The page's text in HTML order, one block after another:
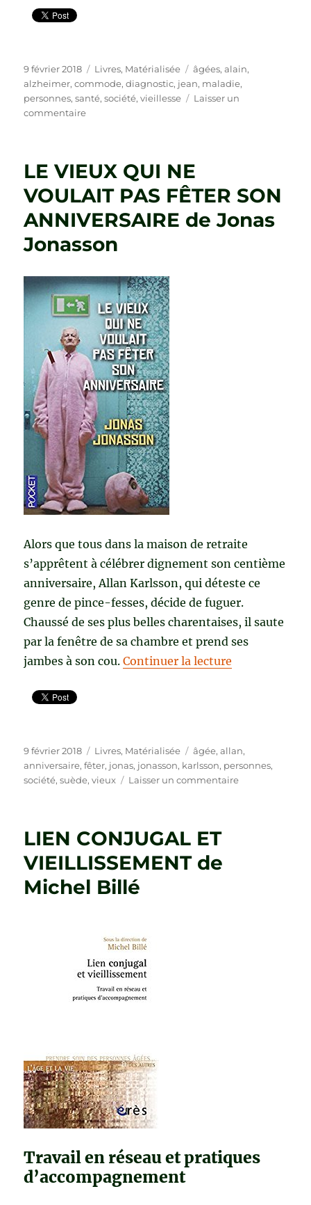
Publié
le
9 février 2018 Catégories
Livres, Matérialisée Étiquettes
âgées,alain,
alzheimer,commode,diagnostic, jean, maladie,
personnes,santé,société,vieillesse
Laisser un
commentairesur
PAS
MALADIE
de
Alain
Jean
LE VIEUX QUI NE
VOULAIT PAS FÊTER SON
ANNIVERSAIRE de Jonas
Jonasson
Alors que tous dans la maison de retraite
s’apprêtent à célébrer dignement son centième
anniversaire, Allan Karlsson, qui déteste ce
genre de pince-fesses, décide de fuguer.
Chaussé de ses plus belles charentaises, il saute
par la fenêtre de sa chambre et prend ses
jambes à son cou.Continuer la lecture
Publié
le
9 février 2018 Catégories
Livres, Matérialisée Étiquettes
âgée,allan,
anniversaire,fêter, jonas, jonasson, karlsson, personnes,
société,suède,vieux Laisser un commentairesur
LIEN CONJUGAL ET
VIEILLISSEMENT de
Michel Billé
Travail en réseau et pratiques
d’accompagnement